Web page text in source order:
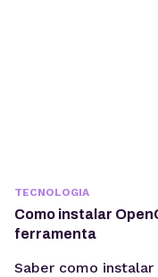
TECNOLOGIA
Como instalar
ferramenta
Saber como